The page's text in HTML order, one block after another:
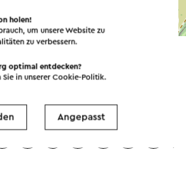
Route
E-Mail
holen!
um unsere Website zu
zu verbessern.
optimal entdecken?
in unsererCookie-Politik.
Angepasst